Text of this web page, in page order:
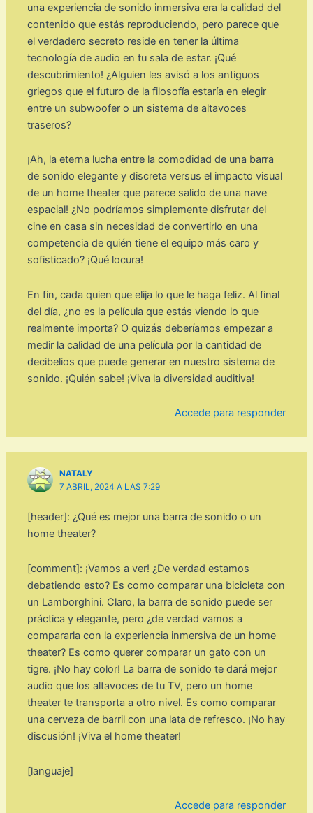
una experiencia de sonido inmersiva era la calidad del
contenido que estás reproduciendo, pero parece que
el verdadero secreto reside en tener la última
tecnología de audio en tu sala de estar. ¡Qué
descubrimiento! ¿Alguien les avisó a los antiguos
griegos que el futuro de la filosofía estaría en elegir
entre un subwoofer o un sistema de altavoces
traseros?
¡Ah, la eterna lucha entre la comodidad de una barra
de sonido elegante y discreta versus el impacto visual
de un home theater que parece salido de una nave
espacial! ¿No podríamos simplemente disfrutar del
cine en casa sin necesidad de convertirlo en una
competencia de quién tiene el equipo más caro y
sofisticado? ¡Qué locura!
En fin, cada quien que elija lo que le haga feliz. Al final
del día, ¿no es la película que estás viendo lo que
realmente importa? O quizás deberíamos empezar a
medir la calidad de una película por la cantidad de
decibelios que puede generar en nuestro sistema de
sonido. ¡Quién sabe! ¡Viva la diversidad auditiva!
Accede para responder
NATALY
7 ABRIL, 2024 A LAS 7:29
[header]: ¿Qué es mejor una barra de sonido o un
home theater?
[comment]: ¡Vamos a ver! ¿De verdad estamos
debatiendo esto? Es como comparar una bicicleta con
un Lamborghini. Claro, la barra de sonido puede ser
práctica y elegante, pero ¿de verdad vamos a
compararla con la experiencia inmersiva de un home
theater? Es como querer comparar un gato con un
tigre. ¡No hay color! La barra de sonido te dará mejor
audio que los altavoces de tu TV, pero un home
theater te transporta a otro nivel. Es como comparar
una cerveza de barril con una lata de refresco. ¡No hay
discusión! ¡Viva el home theater!
[languaje]
Accede para responder